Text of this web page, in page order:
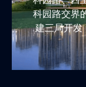
科园路交界
建三局开发